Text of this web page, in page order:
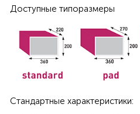
Доступные типоразмеры
Стандартные характеристики: